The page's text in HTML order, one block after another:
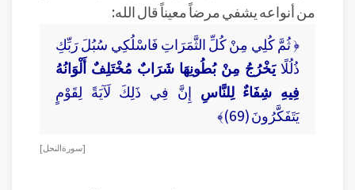
من أنواعه يشفي مرضاً معيناً قال الله:
﴿ ثُمَّ كُلِي مِنْ كُلِّ الثَّمَرَاتِ فَاسْلُكِي سُبُلَ رَبِّكِ
ذُلُلًايَخْرُجُ مِنْ بُطُونِهَا شَرَابٌ مُخْتَلِفٌ أَلْوَانُهُ
فِيهِ شِفَاءٌ لِلنَّاسِ إِنَّ فِي ذَلِكَ لَآيَةً لِقَوْمٍ
يَتَفَكَّرُونَ (69)﴾
[ سورة النحل ]